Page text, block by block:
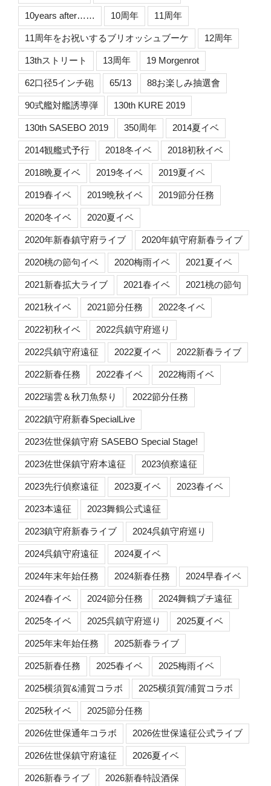
10years after…… 10周年 11周年
11周年をお祝いするブリオッシュブーケ 12周年
13thストリート 13周年 19 Morgenrot
62口径5インチ砲 65/13 88お楽しみ抽選會
90式艦対艦誘導弾 130th KURE 2019
130th SASEBO 2019 350周年 2014夏イベ
2014観艦式予行 2018冬イベ 2018初秋イベ
2018晩夏イベ 2019冬イベ 2019夏イベ
2019春イベ 2019晩秋イベ 2019節分任務
2020冬イベ 2020夏イベ
2020年新春鎮守府ライブ 2020年鎮守府新春ライブ
2020桃の節句イベ 2020梅雨イベ 2021夏イベ
2021新春拡大ライブ 2021春イベ 2021桃の節句
2021秋イベ 2021節分任務 2022冬イベ
2022初秋イベ 2022呉鎮守府巡り
2022呉鎮守府遠征 2022夏イベ 2022新春ライブ
2022新春任務 2022春イベ 2022梅雨イベ
2022瑞雲＆秋刀魚祭り 2022節分任務
2022鎮守府新春SpecialLive
2023佐世保鎮守府 SASEBO Special Stage!
2023佐世保鎮守府本遠征 2023偵察遠征
2023先行偵察遠征 2023夏イベ 2023春イベ
2023本遠征 2023舞鶴公式遠征
2023鎮守府新春ライブ 2024呉鎮守府巡り
2024呉鎮守府遠征 2024夏イベ
2024年末年始任務 2024新春任務 2024早春イベ
2024春イベ 2024節分任務 2024舞鶴プチ遠征
2025冬イベ 2025呉鎮守府巡り 2025夏イベ
2025年末年始任務 2025新春ライブ
2025新春任務 2025春イベ 2025梅雨イベ
2025横須賀&浦賀コラボ 2025横須賀/浦賀コラボ
2025秋イベ 2025節分任務
2026佐世保通年コラボ 2026佐世保遠征公式ライブ
2026佐世保鎮守府遠征 2026夏イベ
2026新春ライブ 2026新春特設酒保